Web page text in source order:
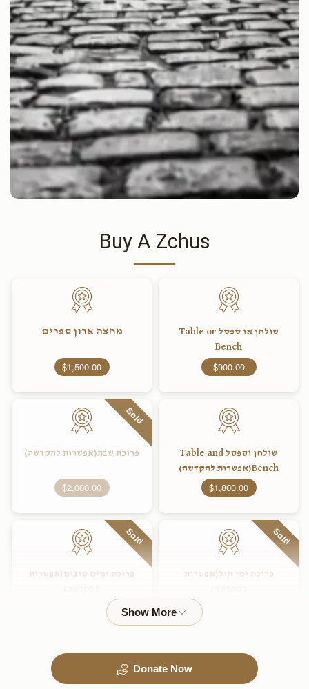
Buy A Zchus
שולחן או ספסל Table or
Bench
$900.00
מחצה ארון ספרים
$1,500.00
שולחן וספסל Table and
Bench(אפשרות להקדשה)
$1,800.00
Sold
פרוכת שבת(אפשרות להקדשה)
$2,000.00
Sold
פרוכת ימי חול(אפשרות
Sold
פרוכת ימים טובים(אפשרות
Sold
Donate Now